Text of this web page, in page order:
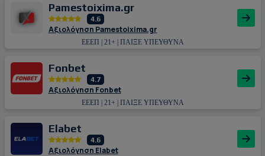
Pamestoixima.gr
4.6
Αξιολόγηση Pamestoixima.gr
ΕΕΕΠ | 21+ | ΠΑΙΞΕ ΥΠΕΥΘΥΝΑ
Fonbet
4.7
Αξιολόγηση Fonbet
ΕΕΕΠ | 21+ | ΠΑΙΞΕ ΥΠΕΥΘΥΝΑ
Εlabet
4.6
Αξιολόγηση Εlabet